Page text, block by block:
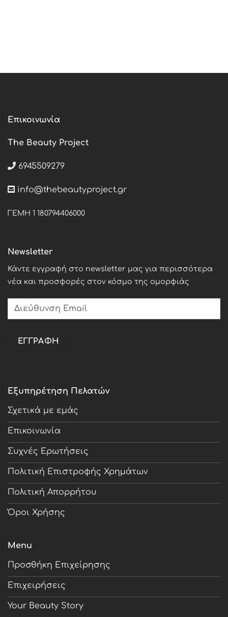
Επικοινωνία
The Beauty Project
6945509279
info@thebeautyproject.gr
ΓΕΜΗ 1 180794406000
Εξυπηρέτηση Πελατών
Σχετικά με εμάς
Επικοινωνία
Συχνές Ερωτήσεις
Πολιτική Επιστροφής Χρημάτων
Πολιτική Απορρήτου
Όροι Χρήσης
Menu
Προσθήκη Επιχείρησης
Επιχειρήσεις
Your Beauty Story
Newsletter
Κάντε εγγραφή στο newsletter μας για περισσότερα
νέα και προσφορές στον κόσμο της ομορφιάς